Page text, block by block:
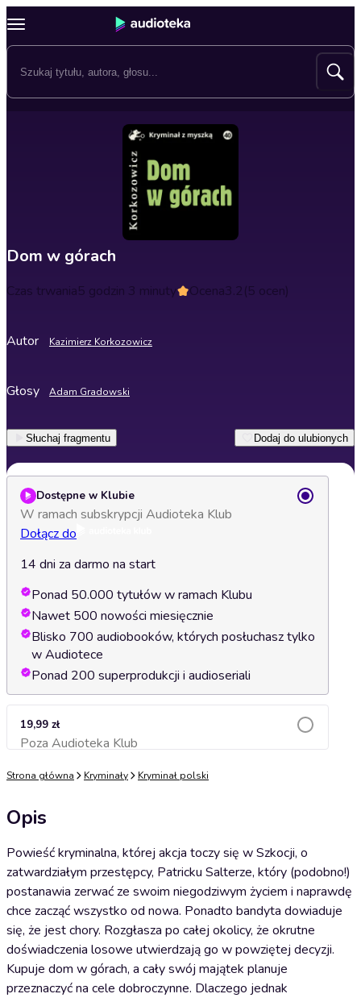
Dom w górach
Czas trwania5 godzin 3 minuty Ocena3.2(5 ocen)
Autor Kazimierz Korkozowicz
Głosy Adam Gradowski
Słuchaj fragmentu Dodaj do ulubionych
Dostępne w Klubie
W ramach subskrypcji Audioteka Klub
Dołącz do
14 dni za darmo na start
Ponad 50.000 tytułów w ramach Klubu
Nawet 500 nowości miesięcznie
Blisko 700 audiobooków, których posłuchasz tylko
w Audiotece
Ponad 200 superprodukcji i audioseriali
19,99 zł
Poza Audioteka KlubDodaj do koszyka
Strona główna Kryminały Kryminał polski
Opis
Powieść kryminalna, której akcja toczy się w Szkocji, o
zatwardziałym przestępcy, Patricku Salterze, który (podobno!)
postanawia zerwać ze swoim niegodziwym życiem i naprawdę
chce zacząć wszystko od nowa. Ponadto bandyta dowiaduje
się, że jest chory. Rozgłasza po całej okolicy, że okrutne
doświadczenia losowe utwierdzają go w powziętej decyzji.
Kupuje dom w górach, a cały swój majątek planuje
przeznaczyć na cele dobroczynne. Dlaczego jednak